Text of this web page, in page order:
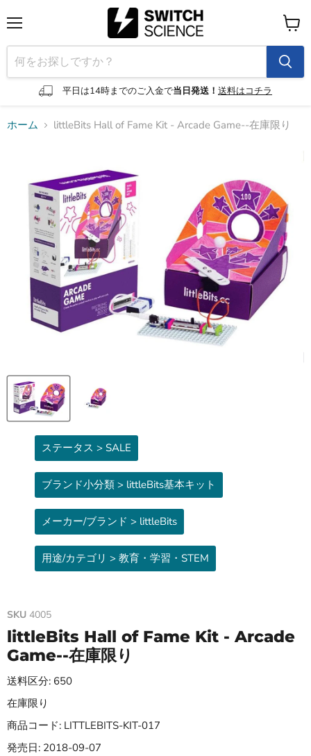
ニ
ュ
ー
平日は14時までのご入金で当日発送！ 送料はコチラ
カ
ー
ト
を
見
ホーム littleBits Hall of Fame Kit - Arcade Game--在庫限り
ステータス > SALE
ブランド小分類 > littleBits基本キット
メーカー/ブランド > littleBits
用途/カテゴリ > 教育・学習・STEM
SKU 4005
littleBits Hall of Fame Kit - Arcade
Game--在庫限り
送料区分: 650
在庫限り
商品コード: LITTLEBITS-KIT-017
発売日: 2018-09-07